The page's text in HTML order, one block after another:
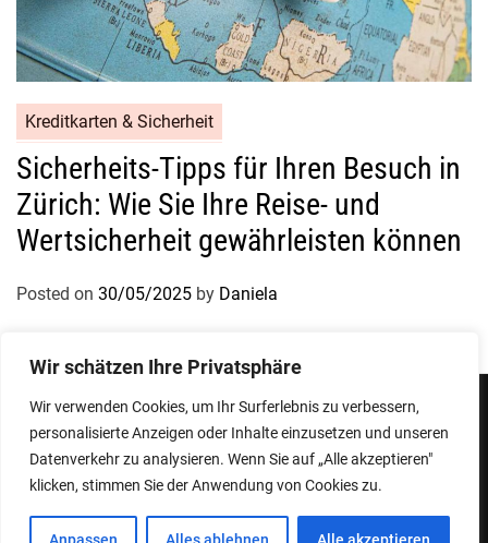
Wir schätzen Ihre Privatsphäre
Wir verwenden Cookies, um Ihr Surferlebnis zu verbessern,
personalisierte Anzeigen oder Inhalte einzusetzen und unseren
Datenverkehr zu analysieren. Wenn Sie auf „Alle akzeptieren"
klicken, stimmen Sie der Anwendung von Cookies zu.
Kreditkarten & Sicherheit
Sicherheits-Tipps für Ihren Besuch in
Zürich: Wie Sie Ihre Reise- und
Wertsicherheit gewährleisten können
Posted on 30/05/2025 by Daniela
Designed & Developed by ThemeinWP Team
ImpressumDatenschutzerklärung